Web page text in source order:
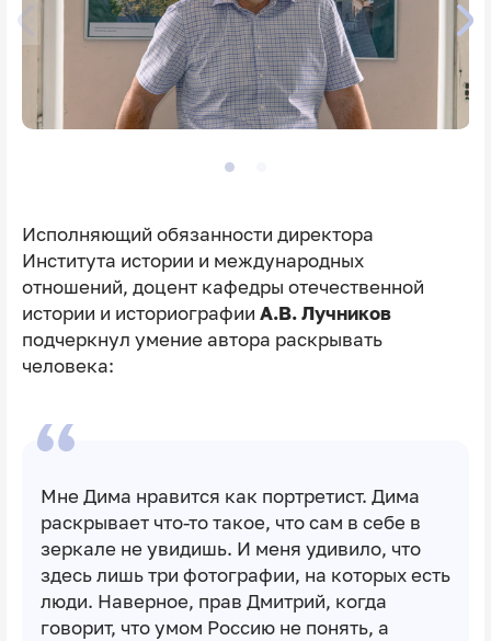
Исполняющий обязанности директора
Института истории и международных
отношений, доцент кафедры отечественной
истории и историографии А.В. Лучников
подчеркнул умение автора раскрывать
человека:
Мне Дима нравится как портретист. Дима
раскрывает что-то такое, что сам в себе в
зеркале не увидишь. И меня удивило, что
здесь лишь три фотографии, на которых есть
люди. Наверное, прав Дмитрий, когда
говорит, что умом Россию не понять, а